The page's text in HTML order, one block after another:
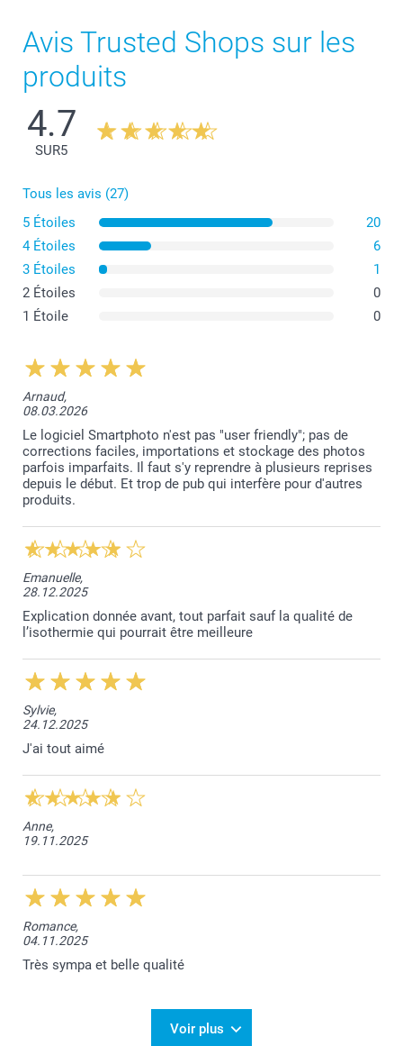
Avis Trusted Shops sur les
produits
4.7
SUR5
Tous les avis (27)
5 Étoiles
20
4 Étoiles
6
3 Étoiles
1
2 Étoiles
0
1 Étoile
0
Arnaud,
08.03.2026
Le logiciel Smartphoto n'est pas "user friendly"; pas de
corrections faciles, importations et stockage des photos
parfois imparfaits. Il faut s'y reprendre à plusieurs reprises
depuis le début. Et trop de pub qui interfère pour d'autres
produits.
Emanuelle,
28.12.2025
Explication donnée avant, tout parfait sauf la qualité de
l’isothermie qui pourrait être meilleure
Sylvie,
24.12.2025
J'ai tout aimé
Anne,
19.11.2025
Romance,
04.11.2025
Très sympa et belle qualité
Voir plus